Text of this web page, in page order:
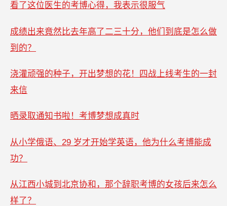
看了这位医生的考博心得，我表示很服气
成绩出来竟然比去年高了二三十分，他们到底是怎么做
到的？
浇灌顽强的种子，开出梦想的花！四战上线考生的一封
来信
晒录取通知书啦！考博梦想成真时
从小学俄语、29 岁才开始学英语，他为什么考博能成
功？
从江西小城到北京协和，那个辞职考博的女孩后来怎么
样了？